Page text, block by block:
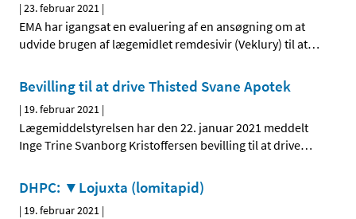
|23. februar 2021 |
EMA har igangsat en evaluering af en ansøgning om at
udvide brugen af lægemidlet remdesivir (Veklury) til at…
Bevilling til at drive Thisted Svane Apotek
| 19. februar 2021 |
Lægemiddelstyrelsen har den 22. januar 2021 meddelt
Inge Trine Svanborg Kristoffersen bevilling til at drive…
DHPC: ▼Lojuxta (lomitapid)
| 19. februar 2021 |